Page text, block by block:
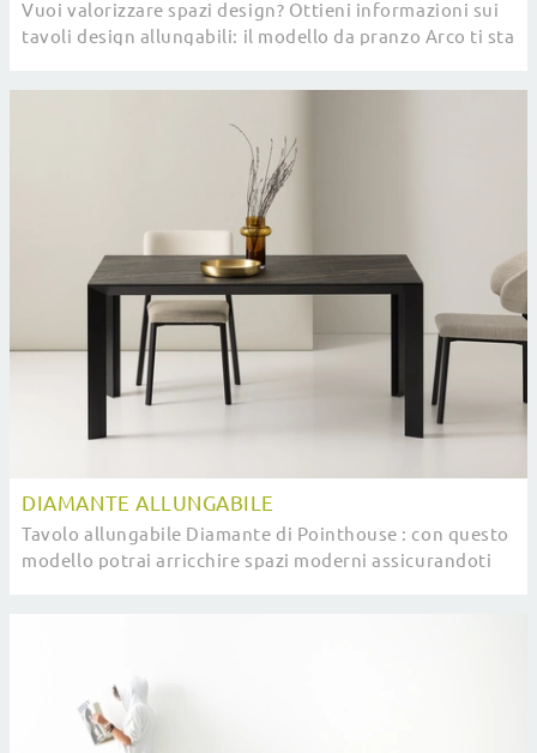
Vuoi valorizzare spazi design? Ottieni informazioni sui
tavoli design allungabili: il modello da pranzo Arco ti sta
DIAMANTE ALLUNGABILE
Tavolo allungabile Diamante di Pointhouse : con questo
modello potrai arricchire spazi moderni assicurandoti